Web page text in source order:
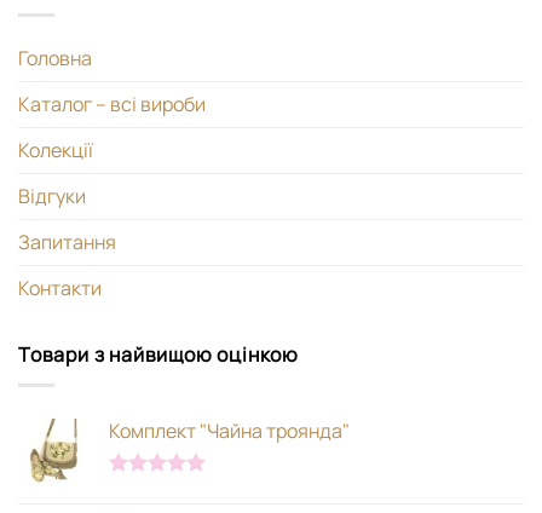
Головна
Каталог – всі вироби
Колекції
Відгуки
Запитання
Контакти
Товари з найвищою оцінкою
Комплект "Чайна троянда"